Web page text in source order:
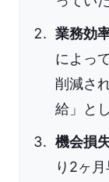
業務効
によっ
削減さ
給」と
機会損
り2ヶ